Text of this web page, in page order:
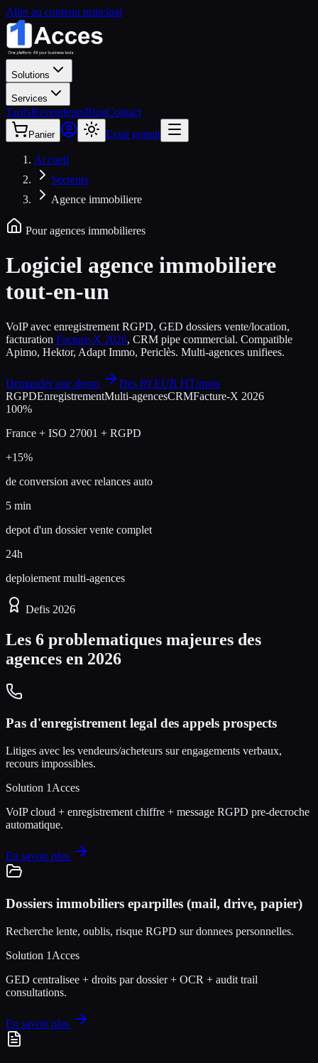
Aller au contenu principal
Solutions
Services
TarifsRevendeursBlogContact
Panier Essai gratuit
Accueil
Secteurs
Agence immobiliere
Pour agences immobilieres
Logiciel agence immobiliere
tout-en-un
VoIP avec enregistrement RGPD, GED dossiers vente/location,
facturation Facture-X 2026, CRM pipe commercial. Compatible
Apimo, Hektor, Adapt Immo, Periclès. Multi-agences unifiees.
Demander une demo
Des 89 EUR HT/mois
RGPDEnregistrementMulti-agencesCRMFacture-X 2026
100%
France + ISO 27001 + RGPD
+15%
de conversion avec relances auto
5 min
depot d'un dossier vente complet
24h
deploiement multi-agences
Defis 2026
Les 6 problematiques majeures des
agences en 2026
Pas d'enregistrement legal des appels prospects
Litiges avec les vendeurs/acheteurs sur engagements verbaux,
recours impossibles.
Solution 1Acces
VoIP cloud + enregistrement chiffre + message RGPD pre-decroche
automatique.
En savoir plus
Dossiers immobiliers eparpilles (mail, drive, papier)
Recherche lente, oublis, risque RGPD sur donnees personnelles.
Solution 1Acces
GED centralisee + droits par dossier + OCR + audit trail
consultations.
En savoir plus